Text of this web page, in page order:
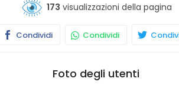
173 visualizzazioni della pagina
Condividi Condividi
Foto degli utenti